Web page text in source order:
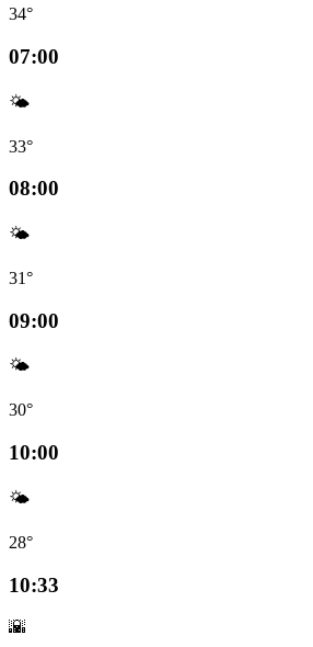
34°
07:00
🌤️
33°
08:00
🌤️
31°
09:00
🌤️
30°
10:00
🌤️
28°
10:33
🌇